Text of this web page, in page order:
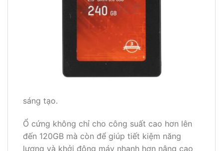
sáng tạo.
Ổ cứng không chỉ cho công suất cao hơn lên
đến 120GB mà còn để giúp tiết kiệm năng
lượng và khởi động máy nhanh hơn nâng cao